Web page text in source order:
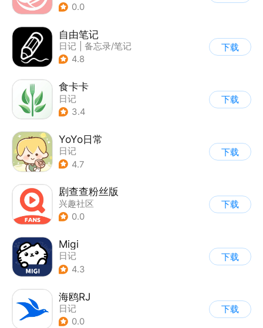
0.0
自由笔记
日记
备忘录/笔记
4.8
下载
食卡卡
日记
3.4
下载
YoYo日常
日记
4.7
下载
剧查查粉丝版
兴趣社区
0.0
下载
Migi
日记
4.3
下载
海鸥RJ
日记
0.0
下载